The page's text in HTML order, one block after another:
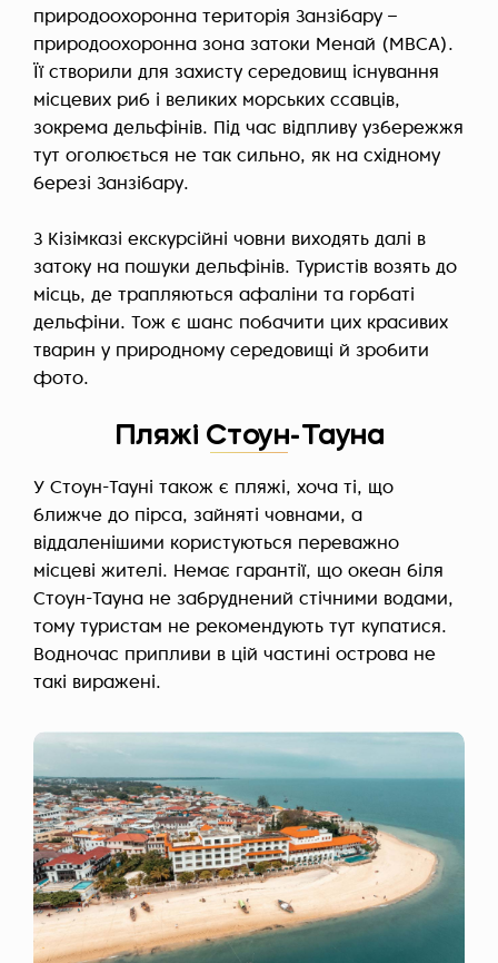
природоохоронна територія Занзібару –
природоохоронна зона затоки Менай (MBCA).
Її створили для захисту середовищ існування
місцевих риб і великих морських ссавців,
зокрема дельфінів. Під час відпливу узбережжя
тут оголюється не так сильно, як на східному
березі Занзібару.
З Кізімказі екскурсійні човни виходять далі в
затоку на пошуки дельфінів. Туристів возять до
місць, де трапляються афаліни та горбаті
дельфіни. Тож є шанс побачити цих красивих
тварин у природному середовищі й зробити
фото.
Пляжі Стоун-Тауна
У Стоун-Тауні також є пляжі, хоча ті, що
ближче до пірса, зайняті човнами, а
віддаленішими користуються переважно
місцеві жителі. Немає гарантії, що океан біля
Стоун-Тауна не забруднений стічними водами,
тому туристам не рекомендують тут купатися.
Водночас припливи в цій частині острова не
такі виражені.